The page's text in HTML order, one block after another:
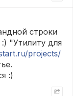
строки
"Утилиту для
projects/
:)